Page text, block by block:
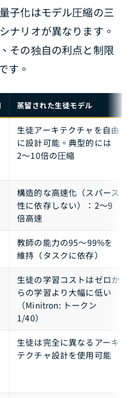
子化はモデル圧縮の三
ナリオが異なります。
その独自の利点と制限
す。
蒸留された生徒モデル
生徒アーキテクチャを自由
に設計可能。典型的には
2〜10倍の圧縮
構造的な高速化（スパース
性に依存しない）：2〜9
倍高速
教師の能力の95〜99%を
維持（タスクに依存）
生徒の学習コストはゼロか
らの学習より大幅に低い
（Minitron: トークン
1/40）
生徒は完全に異なるアーキ
テクチャ設計を使用可能